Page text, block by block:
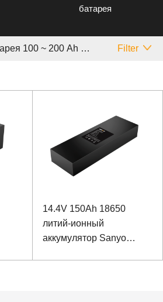
батарея
18650 литиевая батарея 100 ~ 200 Аh Другой Filter
14.4V 150Ah 18650
литий-ионный
аккумулятор Sanyo